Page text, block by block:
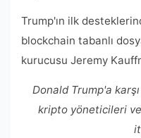
Trump'ın ilk
blockchain tabanlı
kurucusu Jeremy
Donald Trump'a
kripto yöneticileri ve